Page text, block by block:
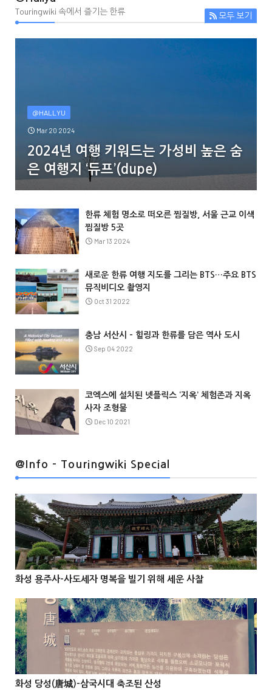
Touringwiki 속에서 즐기는 한류 모두 보기
@HALLYU
Mar 20 2024
2024년 여행 키워드는 가성비 높은 숨
은 여행지 ‘듀프’(dupe)
한류 체험 명소로 떠오른 찜질방, 서울 근교 이색
찜질방 5곳
Mar 13 2024
새로운 한류 여행 지도를 그리는 BTS…주요 BTS
뮤직비디오 촬영지
Oct 31 2022
충남 서산시 – 힐링과 한류를 담은 역사 도시
Sep 04 2022
코엑스에 설치된 넷플릭스 ‘지옥’ 체험존과 지옥
사자 조형물
Dec 10 2021
@Info - Touringwiki Special
 

@Info
화성 용주사-사도세자 명복을 빌기 위해 세운 사찰
 

@Info
화성 당성(唐城)-삼국시대 축조된 산성
@Info